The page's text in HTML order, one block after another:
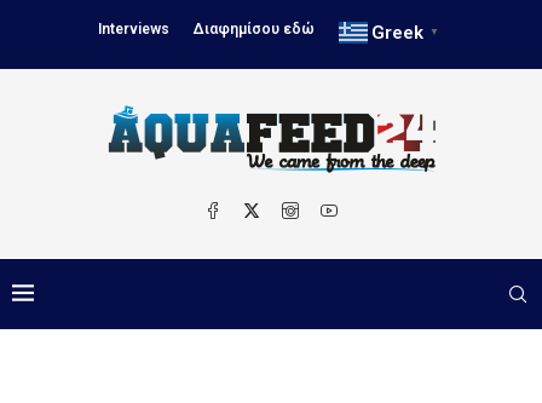
Interviews Διαφημίσου εδώ Greek ▼